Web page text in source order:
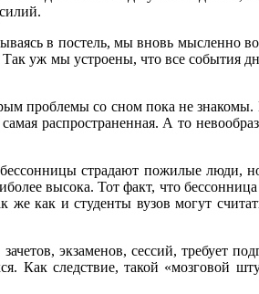
в постель, мы вновь мысленно
уж мы устроены, что все события
проблемы со сном пока не
распространенная. А то
страдают пожилые люди,
высока. Тот факт, что
как и студенты вузов могут
экзаменов, сессий, требует
Как следствие, такой «мозговой